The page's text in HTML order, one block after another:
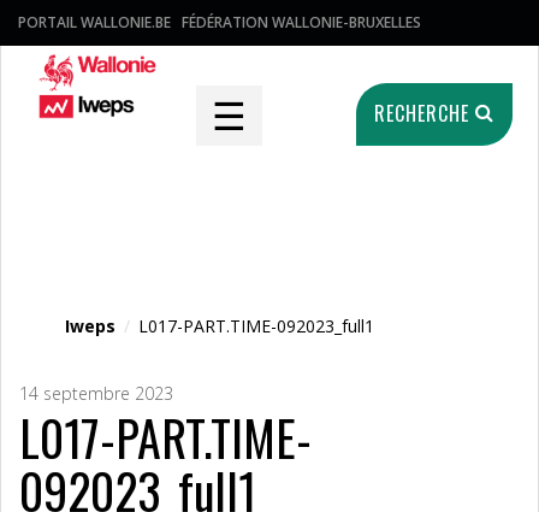
PORTAIL WALLONIE.BE FÉDÉRATION WALLONIE-BRUXELLES
☰ RECHERCHE
Iweps / L017-PART.TIME-092023_full1
14 septembre 2023
L017-PART.TIME-
092023_full1